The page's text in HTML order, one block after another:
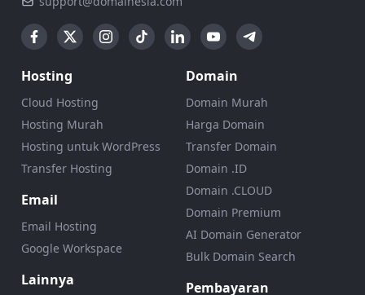
Hosting
Cloud Hosting
Hosting Murah
Hosting untuk WordPress
Transfer Hosting
Email
Email Hosting
Google Workspace
Lainnya
Domain
Domain Murah
Harga Domain
Transfer Domain
Domain .ID
Domain .CLOUD
Domain Premium
AI Domain Generator
Bulk Domain Search
Pembayaran